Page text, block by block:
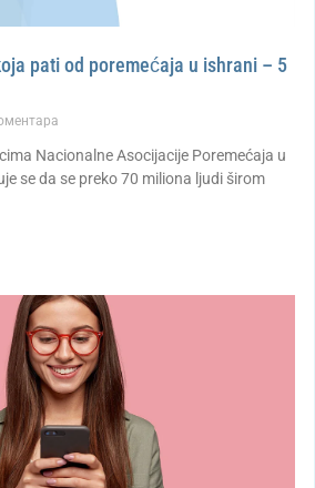
pati od poremećaja u ishrani – 5
Nacionalne Asocijacije Poremećaja u
se da se preko 70 miliona ljudi širom